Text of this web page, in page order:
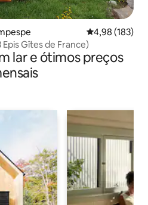
4,98 de uma
4,98 (183)
Gîtes de France)
lar e ótimos preços